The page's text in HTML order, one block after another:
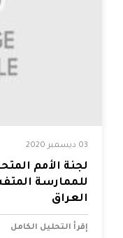
03 ديسمبر 2020
لجنة الأمم
للممارسة
العراق
إقرأ التحليل الكامل